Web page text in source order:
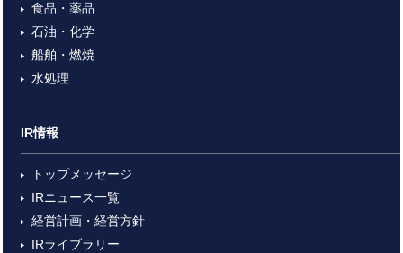
食品・薬品
石油・化学
船舶・燃焼
水処理
IR情報
トップメッセージ
IRニュース一覧
経営計画・経営方針
IRライブラリー